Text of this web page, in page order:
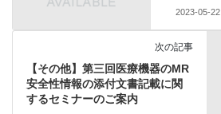
2023-05-22
次の記事
【その他】第三回医療機器のMR
安全性情報の添付文書記載に関
するセミナーのご案内